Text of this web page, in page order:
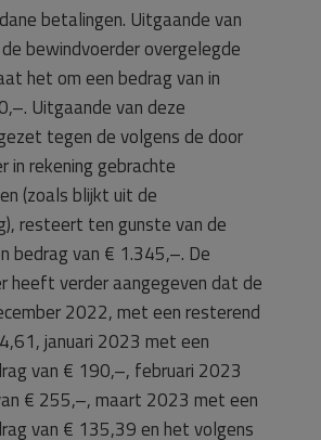
betalingen. Uitgaande van
bewindvoerder overgelegde
het om een bedrag van in
Uitgaande van deze
tegen de volgens de door
in rekening gebrachte
(zoals blijkt uit de
resteert ten gunste van de
bedrag van € 1.345,–. De
heeft verder aangegeven dat de
2022, met een resterend
januari 2023 met een
van € 190,–, februari 2023
€ 255,–, maart 2023 met een
van € 135,39 en het volgens